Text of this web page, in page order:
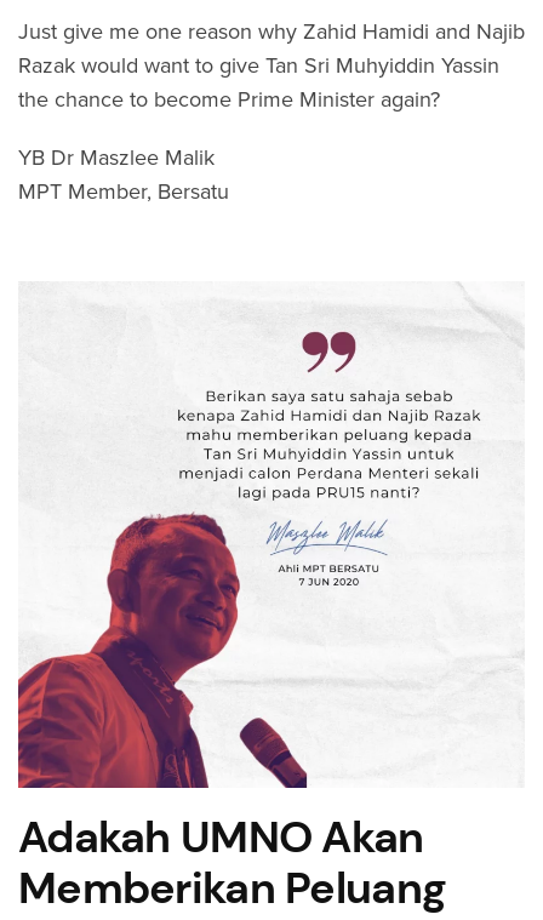
Just give me one reason why Zahid Hamidi and Najib
Razak would want to give Tan Sri Muhyiddin Yassin
the chance to become Prime Minister again?
YB Dr Maszlee Malik
MPT Member, Bersatu
Adakah UMNO Akan
Memberikan Peluang